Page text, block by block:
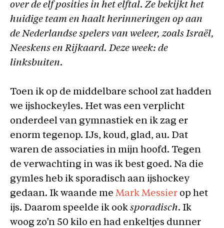
over de elf posities in het elftal. Ze bekijkt het
huidige team en haalt herinneringen op aan
de Nederlandse spelers van weleer, zoals Israël,
Neeskens en Rijkaard. Deze week: de
linksbuiten.
Toen ik op de middelbare school zat hadden
we ijshockeyles. Het was een verplicht
onderdeel van gymnastiek en ik zag er
enorm tegenop. IJs, koud, glad, au. Dat
waren de associaties in mijn hoofd. Tegen
de verwachting in was ik best goed. Na die
gymles heb ik sporadisch aan ijshockey
gedaan. Ik waande me Mark Messier op het
ijs. Daarom speelde ik ook sporadisch. Ik
woog zo’n 50 kilo en had enkeltjes dunner